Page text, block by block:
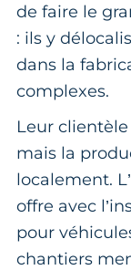
de faire le
: ils y
dans la
complexes.
Leur
mais la
localement.
offre avec
pour
chantiers